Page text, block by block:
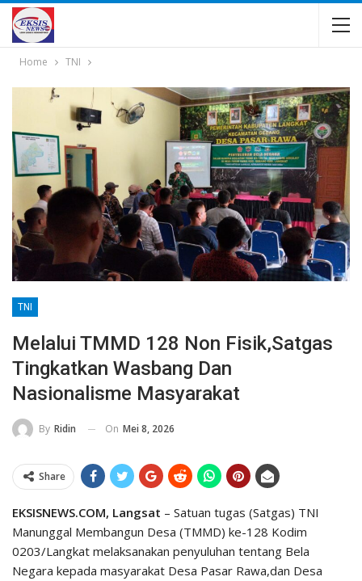
Home TNI
TNI
Melalui TMMD 128 Non Fisik,Satgas
Tingkatkan Wasbang Dan
Nasionalisme Masyarakat
By Ridin On Mei 8, 2026
Share
EKSISNEWS.COM, Langsat – Satuan tugas (Satgas) TNI
Manunggal Membangun Desa (TMMD) ke-128 Kodim
0203/Langkat melaksanakan penyuluhan tentang Bela
Negara kepada masyarakat Desa Pasar Rawa,dan Desa